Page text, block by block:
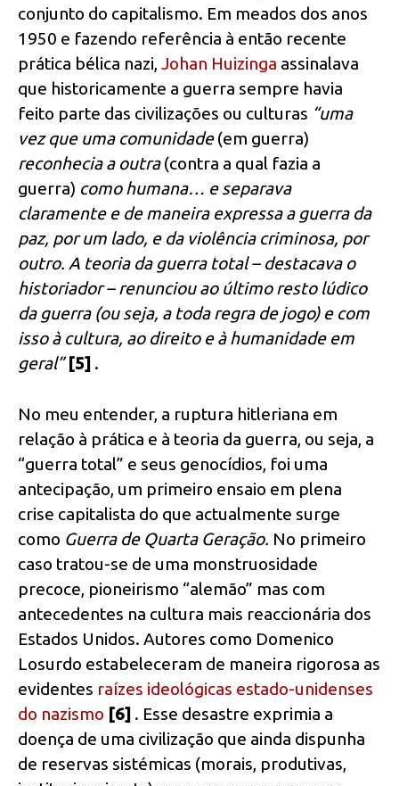
conjunto do capitalismo. Em meados dos anos
1950 e fazendo referência à então recente
prática bélica nazi, Johan Huizinga assinalava
que historicamente a guerra sempre havia
feito parte das civilizações ou culturas “uma
vez que uma comunidade(em guerra)
reconhecia a outra(contra a qual fazia a
guerra) como humana… e separava
claramente e de maneira expressa a guerra da
paz, por um lado, e da violência criminosa, por
outro. A teoria da guerra total – destacava o
historiador – renunciou ao último resto lúdico
da guerra (ou seja, a toda regra de jogo) e com
isso à cultura, ao direito e à humanidade em
geral”[5] .
No meu entender, a ruptura hitleriana em
relação à prática e à teoria da guerra, ou seja, a
“guerra total” e seus genocídios, foi uma
antecipação, um primeiro ensaio em plena
crise capitalista do que actualmente surge
como Guerra de Quarta Geração. No primeiro
caso tratou-se de uma monstruosidade
precoce, pioneirismo “alemão” mas com
antecedentes na cultura mais reaccionária dos
Estados Unidos. Autores como Domenico
Losurdo estabeleceram de maneira rigorosa as
evidentes raízes ideológicas estado-unidenses
do nazismo [6] . Esse desastre exprimia a
doença de uma civilização que ainda dispunha
de reservas sistémicas (morais, produtivas,